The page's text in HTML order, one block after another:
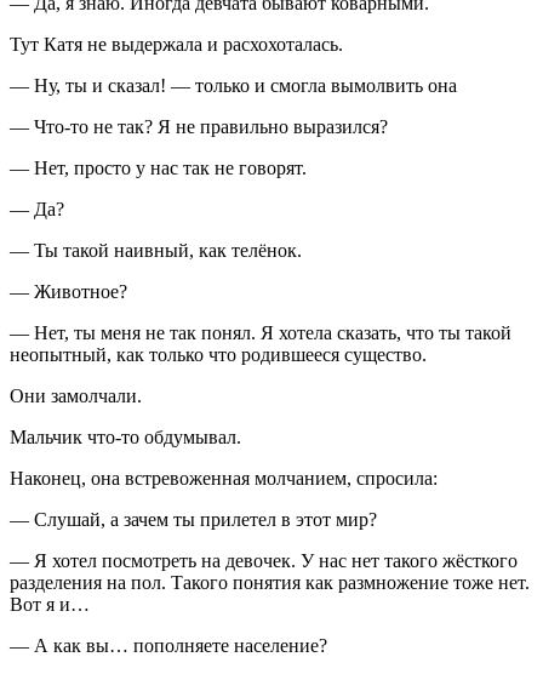
Тут Катя не выдержала и расхохоталась.
— Ну, ты и сказал! — только и смогла вымолвить она
— Что-то не так? Я не правильно выразился?
— Нет, просто у нас так не говорят.
— Да?
— Ты такой наивный, как телёнок.
— Животное?
— Нет, ты меня не так понял. Я хотела сказать, что ты такой
неопытный, как только что родившееся существо.
Они замолчали.
Мальчик что-то обдумывал.
Наконец, она встревоженная молчанием, спросила:
— Слушай, а зачем ты прилетел в этот мир?
— Я хотел посмотреть на девочек. У нас нет такого жёсткого
разделения на пол. Такого понятия как размножение тоже нет.
Вот я и…
— А как вы… пополняете население?